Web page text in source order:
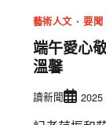
藝術人文 要聞
端午愛心
溫馨
讀新聞 2025